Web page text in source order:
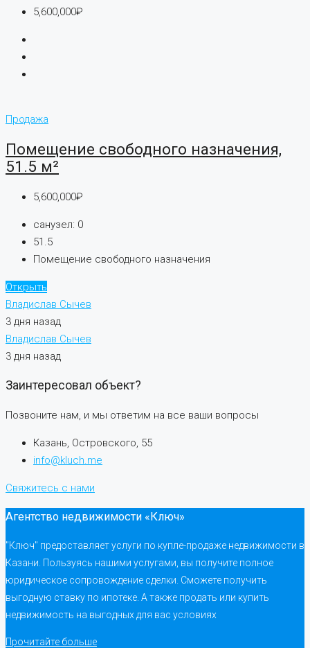
5,600,000₽
Продажа
Помещение свободного назначения,
51.5 м²
5,600,000₽
санузел: 0
51.5
Помещение свободного назначения
Открыть
Владислав Сычев
3 дня назад
Владислав Сычев
3 дня назад
Заинтересовал объект?
Позвоните нам, и мы ответим на все ваши вопросы
Казань, Островского, 55
info@kluch.me
Свяжитесь с нами
Агентство недвижимости «Ключ»
"Ключ" предоставляет услуги по купле-продаже недвижимости в
Казани. Пользуясь нашими услугами, вы получите полное
юридическое сопровождение сделки. Сможете получить
выгодную ставку по ипотеке. А также продать или купить
недвижимость на выгодных для вас условиях
Прочитайте больше